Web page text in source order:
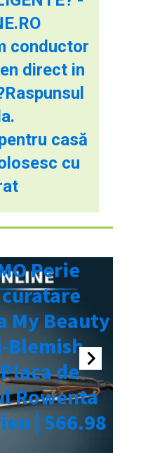
conductor
direct in
casă
cu